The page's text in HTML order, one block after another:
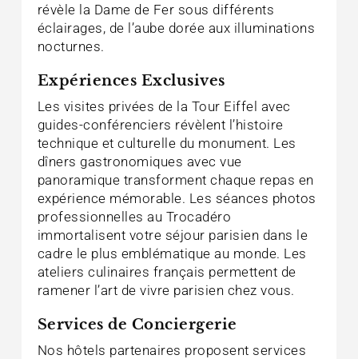
révèle la Dame de Fer sous différents
éclairages, de l’aube dorée aux illuminations
nocturnes.
Expériences Exclusives
Les visites privées de la Tour Eiffel avec
guides-conférenciers révèlent l’histoire
technique et culturelle du monument. Les
dîners gastronomiques avec vue
panoramique transforment chaque repas en
expérience mémorable. Les séances photos
professionnelles au Trocadéro
immortalisent votre séjour parisien dans le
cadre le plus emblématique au monde. Les
ateliers culinaires français permettent de
ramener l’art de vivre parisien chez vous.
Services de Conciergerie
Nos hôtels partenaires proposent services